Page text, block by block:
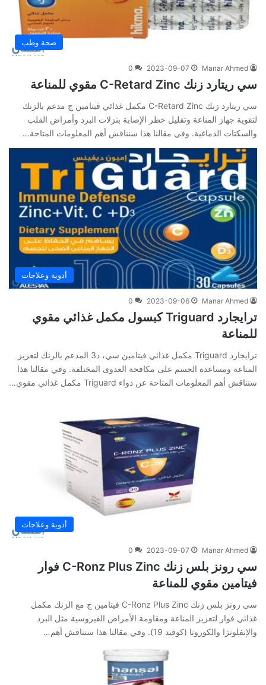
صحة وطب
Manar Ahmed
2023-09-07
0
سي ريتارد زنك C-Retard Zinc مقوي للمناعة
سي ريتارد زنك C-Retard Zinc مكمل غذائي فيتامين ج مدعم بالزنك
لتقوية جهاز المناعة وتقليل خطر الإصابة بنزلات البرد وأمراض القلب
والسكتات الدماغية. وفي‌ ‌مقالنا‌ ‌هذا‌ ‌سنناقش‌ ‌أهم‌ ‌المعلومات‌ ‌المتاحة‌…
أدوية وعلاجات
Manar Ahmed
2023-09-06
0
ترايجارد Triguard كبسول مكمل غذائي مقوي
للمناعة
ترايجارد Triguard مكمل غذائي فيتامين سي، د3 المدعم بالزنك لتعزيز
المناعة ومساعدة الجسم على مكافحة العدوى المختلفة. وفي‌ ‌مقالنا‌ ‌هذا‌
‌سنناقش‌ ‌أهم‌ ‌المعلومات‌ ‌المتاحة‌ ‌عن‌ دواء Triguard مكمل غذائي مقوي…
أدوية وعلاجات
Manar Ahmed
2023-09-07
0
سي رونز بلس زنك C-Ronz Plus Zinc فوار
فيتامين مقوي للمناعة
سي رونز بلس زنك C-Ronz Plus Zinc فيتامين ج مع الزنك مكمل
غذائي فوار لتعزيز المناعة ومقاومة الأمراض الفيروسية مثل البرد
والإنفلونزا والكورونا (كوفيد 19). وفي‌ ‌مقالنا‌ ‌هذا‌ ‌سنناقش‌ ‌أهم‌…